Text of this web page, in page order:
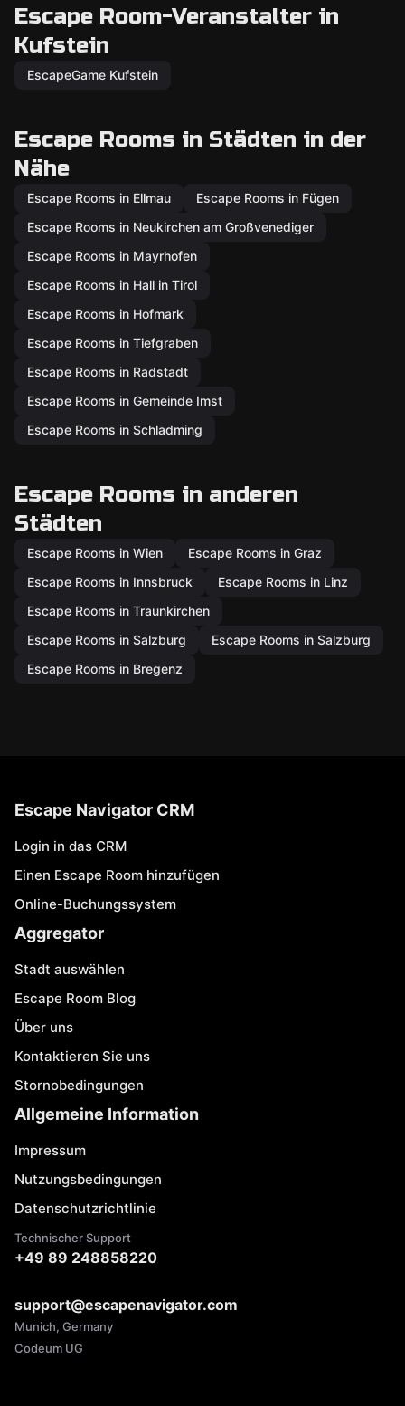
Escape Room-Veranstalter in
Kufstein
EscapeGame Kufstein
Escape Rooms in Städten in der
Nähe
Escape Rooms in Ellmau
Escape Rooms in Fügen
Escape Rooms in Neukirchen am Großvenediger
Escape Rooms in Mayrhofen
Escape Rooms in Hall in Tirol
Escape Rooms in Hofmark
Escape Rooms in Tiefgraben
Escape Rooms in Radstadt
Escape Rooms in Gemeinde Imst
Escape Rooms in Schladming
Escape Rooms in anderen
Städten
Escape Rooms in Wien
Escape Rooms in Graz
Escape Rooms in Innsbruck
Escape Rooms in Linz
Escape Rooms in Traunkirchen
Escape Rooms in Salzburg
Escape Rooms in Salzburg
Escape Rooms in Bregenz
Escape Navigator CRM
Login in das CRM
Einen Escape Room hinzufügen
Online-Buchungssystem
Aggregator
Stadt auswählen
Escape Room Blog
Über uns
Kontaktieren Sie uns
Stornobedingungen
Allgemeine Information
Impressum
Nutzungsbedingungen
Datenschutzrichtlinie
Technischer Support
+49 89 248858220
support@escapenavigator.com
Munich, Germany
Codeum UG